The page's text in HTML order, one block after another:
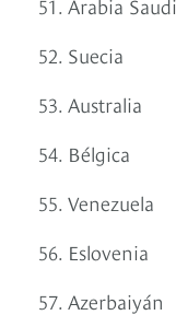
52. Suecia
53. Australia
54. Bélgica
55. Venezuela
56. Eslovenia
57. Azerbaiyán